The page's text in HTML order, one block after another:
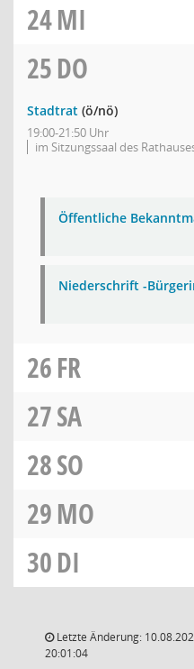
24MI
25DO
Stadtrat (ö/nö)
19:00-21:50 Uhr
im Sitzungssaal des
Öffentliche
Niederschrift -
26FR
27SA
28SO
29MO
30DI
Letzte Änderung:
20:01:04